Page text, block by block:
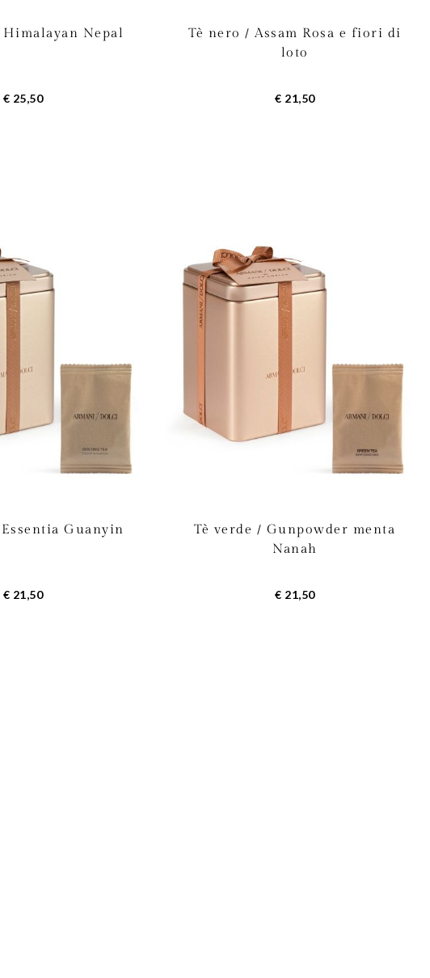
Himalayan Nepal
€ 25,50
Tè nero / Assam Rosa e fiori di
loto
€ 21,50
Guanyin
€ 21,50
Tè verde / Gunpowder menta
Nanah
€ 21,50